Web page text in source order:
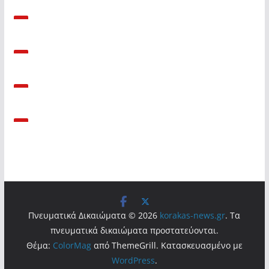
Πνευματικά Δικαιώματα © 2026 korakas-news.gr. Τα
πνευματικά δικαιώματα προστατεύονται.
Θέμα: ColorMagαπό ThemeGrill. Κατασκευασμένο με
WordPress.